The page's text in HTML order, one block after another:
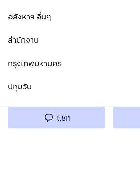
อสังหาฯ อื่นๆ
สำนักงาน
กรุงเทพมหานคร
ปทุมวัน
แชท